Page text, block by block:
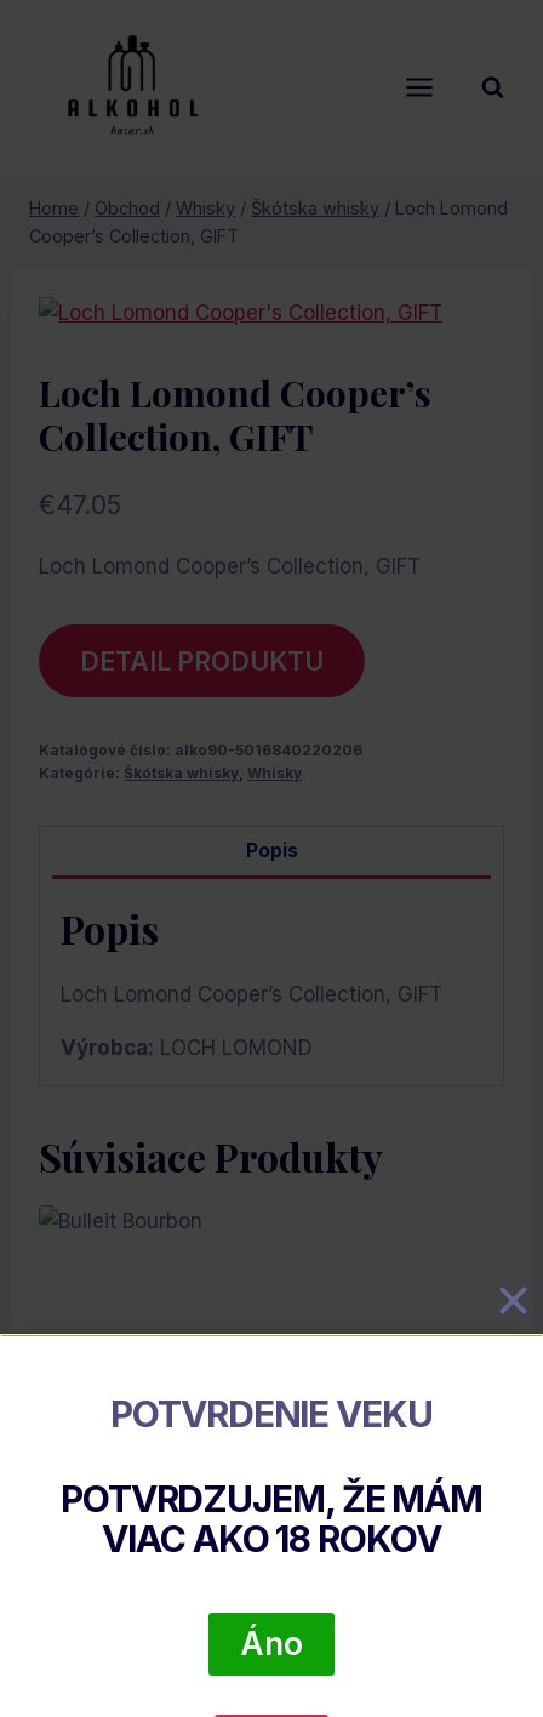
Home / Obchod / Whisky / Škótska whisky / Loch Lomond
Cooper’s Collection, GIFT
Loch Lomond Cooper’s
Collection, GIFT
€47.05
Loch Lomond Cooper’s Collection, GIFT
DETAIL PRODUKTU
Katalógové číslo: alko90-5016840220206
Kategórie: Škótska whisky, Whisky
Popis
Popis
Loch Lomond Cooper’s Collection, GIFT
Výrobca: LOCH LOMOND
Súvisiace Produkty
Bulleit Bourbon
DETAIL PRODUKTU
POTVRDENIE VEKU
POTVRDZUJEM, ŽE MÁM
VIAC AKO18 ROKOV
Áno